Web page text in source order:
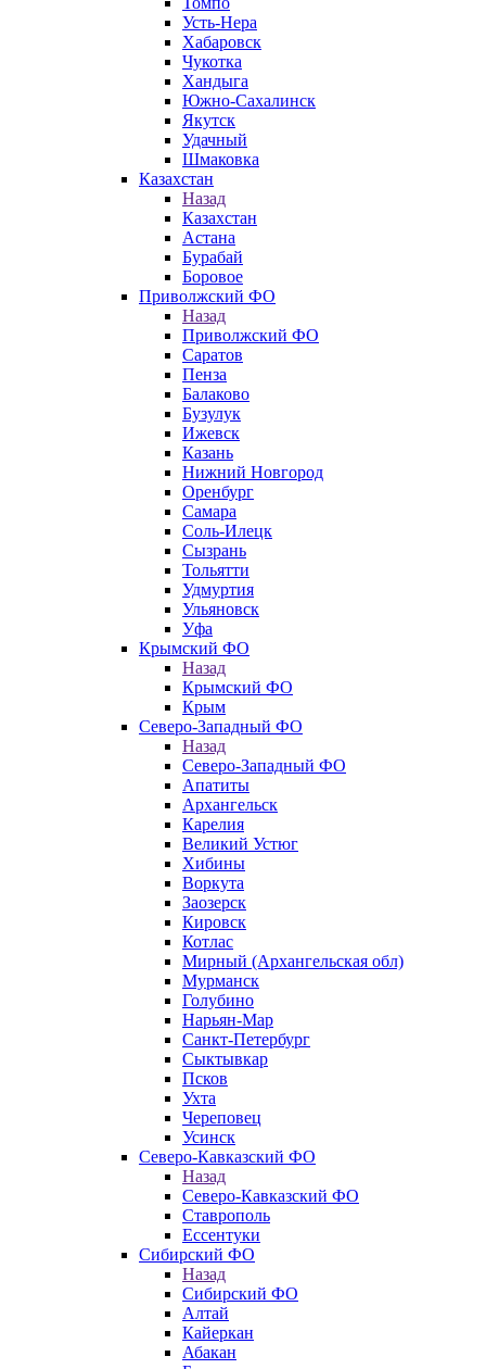
Усть-Нера
Хабаровск
Чукотка
Хандыга
Южно-Сахалинск
Якутск
Удачный
Шмаковка
Казахстан
Назад
Казахстан
Астана
Бурабай
Боровое
Приволжский ФО
Назад
Приволжский ФО
Саратов
Пенза
Балаково
Бузулук
Ижевск
Казань
Нижний Новгород
Оренбург
Самара
Соль-Илецк
Сызрань
Тольятти
Удмуртия
Ульяновск
Уфа
Крымский ФО
Назад
Крымский ФО
Крым
Северо-Западный ФО
Назад
Северо-Западный ФО
Апатиты
Архангельск
Карелия
Великий Устюг
Хибины
Воркута
Заозерск
Кировск
Котлас
Мирный (Архангельская обл)
Мурманск
Голубино
Нарьян-Мар
Санкт-Петербург
Сыктывкар
Псков
Ухта
Череповец
Усинск
Северо-Кавказский ФО
Назад
Северо-Кавказский ФО
Ставрополь
Ессентуки
Сибирский ФО
Назад
Сибирский ФО
Алтай
Кайеркан
Абакан